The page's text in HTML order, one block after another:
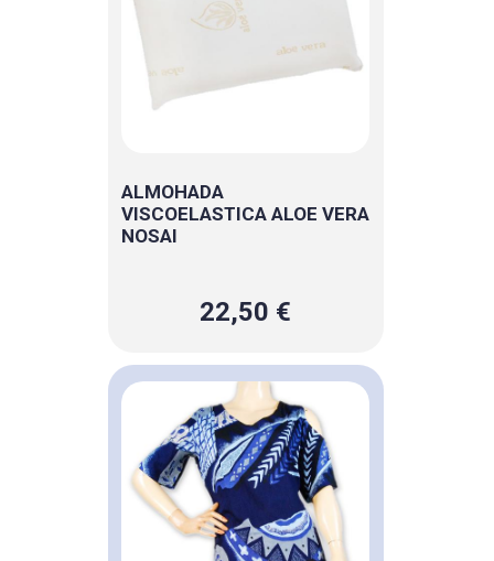
ALMOHADA
VISCOELASTICA ALOE VERA
NOSAI
22,50 €